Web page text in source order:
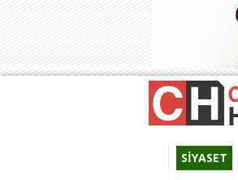
SİYASET